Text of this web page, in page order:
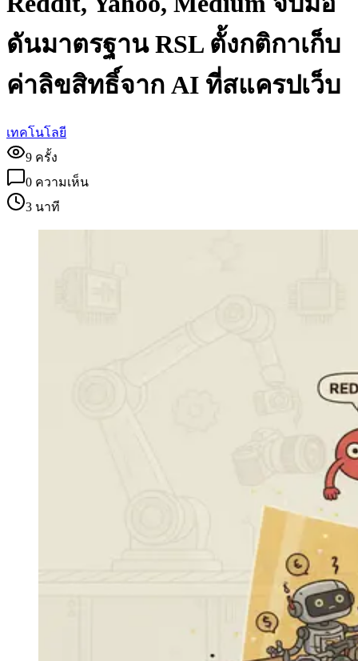
ดันมาตรฐาน RSL ตั้งกติกาเก็บ
ค่าลิขสิทธิ์จาก AI ที่สแครปเว็บ
เทคโนโลยี
9 ครั้ง
0 ความเห็น
3 นาที